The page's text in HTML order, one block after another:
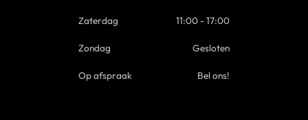
Zaterdag 11:00 - 17:00
Zondag Gesloten
Op afspraak Bel ons!